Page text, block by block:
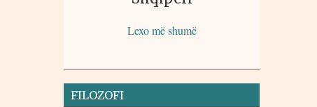
Lexo më shumë
FILOZOFI